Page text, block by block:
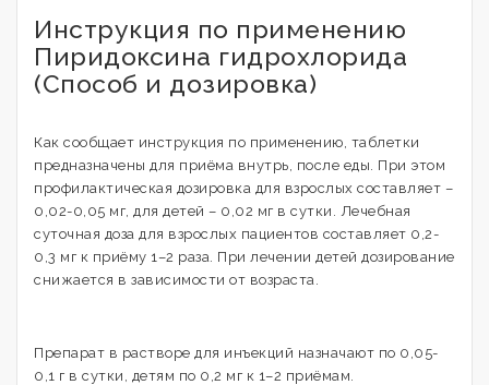
Инструкция по применению
Пиридоксина гидрохлорида
(Способ и дозировка)
Как сообщает инструкция по применению, таблетки
предназначены для приёма внутрь, после еды. При этом
профилактическая дозировка для взрослых составляет –
0,02-0,05 мг, для детей – 0,02 мг в сутки. Лечебная
суточная доза для взрослых пациентов составляет 0,2-
0,3 мг к приёму 1–2 раза. При лечении детей дозирование
снижается в зависимости от возраста.
Препарат в растворе для инъекций назначают по 0,05-
0,1 г в сутки, детям по 0,2 мг к 1–2 приёмам.